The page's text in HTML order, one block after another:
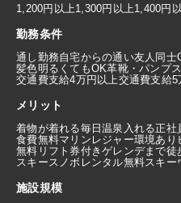
1,200円以上1,300円以上1,400円
勤務条件
通し勤務自宅からの通い友人同士
髪色明るくてもOK革靴・パンプ
交通費支給4万円以上交通費支給5
メリット
着物が着れる毎日温泉入れる正社
食費無料マリンレジャー環境あり
無料リフト券付きゲレンデまで徒
スキースノボレンタル無料スキー
施設規模